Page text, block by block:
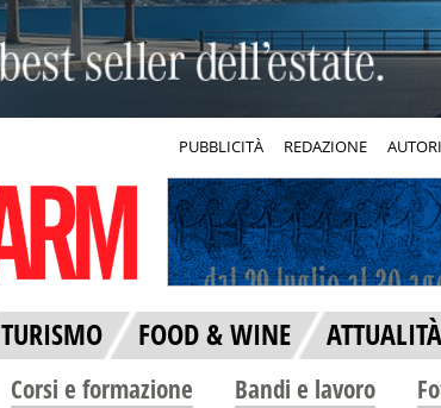
PUBBLICITÀ REDAZIONE AUTORI
TURISMO FOOD & WINE ATTUALITÀ
Corsi e formazione Bandi e lavoro